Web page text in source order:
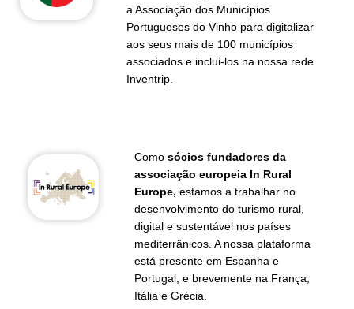
a Associação dos Municípios
Portugueses do Vinho para digitalizar
aos seus mais de 100 municípios
associados e inclui-los na nossa rede
Inventrip.
Como sócios fundadores da
associação europeia In Rural
Europe, estamos a trabalhar no
desenvolvimento do turismo rural,
digital e sustentável nos países
mediterrânicos. A nossa plataforma
está presente em Espanha e
Portugal, e brevemente na França,
Itália e Grécia.